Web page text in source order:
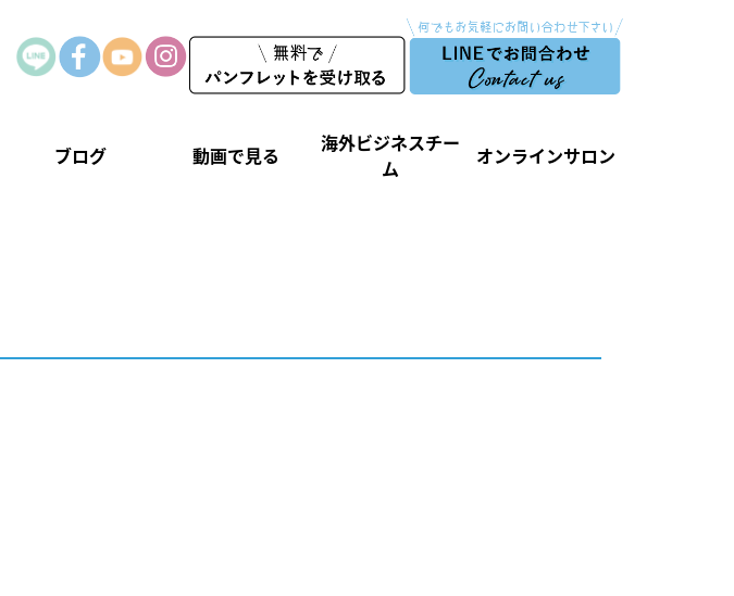
ブログ 動画で見る
海外ビジネスチー
ム
オンラインサロン